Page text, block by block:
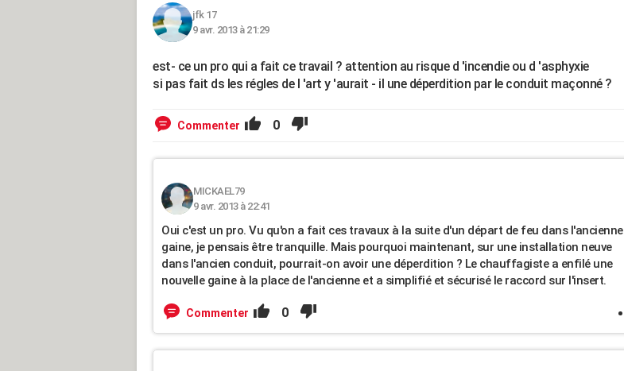
jfk 17
9 avr. 2013 à 21:29
est- ce un pro qui a fait ce travail ? attention au risque d 'incendie ou d 'asphyxie
si pas fait ds les régles de l 'art y 'aurait - il une déperdition par le conduit maçonné ?
Commenter 0
MICKAEL79
9 avr. 2013 à 22:41
Oui c'est un pro. Vu qu'on a fait ces travaux à la suite d'un départ de feu dans l'ancienne
gaine, je pensais être tranquille. Mais pourquoi maintenant, sur une installation neuve
dans l'ancien conduit, pourrait-on avoir une déperdition ? Le chauffagiste a enfilé une
nouvelle gaine à la place de l'ancienne et a simplifié et sécurisé le raccord sur l'insert.
Commenter 0